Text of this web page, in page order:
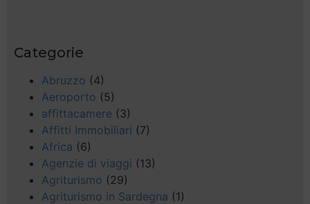
Categorie
Abruzzo (4)
Aeroporto (5)
affittacamere (3)
Affitti Immobiliari (7)
Africa (6)
Agenzie di viaggi (13)
Agriturismo (29)
Agriturismo in Sardegna (1)